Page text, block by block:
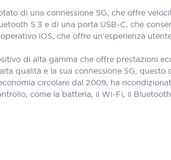
di una connessione 5G, che offre
5.3 e di una porta USB-C, che
iOS, che offre un'esperienza
di alta gamma che offre prestazioni
qualità e la sua connessione 5G,
circolare dal 2009, ha
come la batteria, il Wi-Fi, il